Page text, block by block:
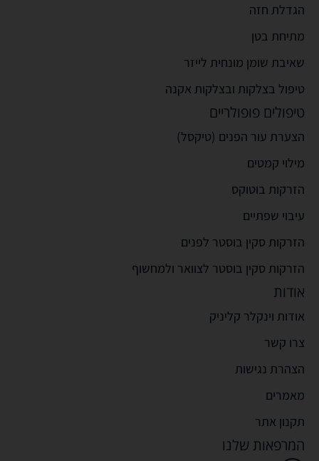
הגדלת חזה
מתיחת בטן
שאיבת שומן מונחית לייזר
טיפול בצלקות ובצלקות אקנה
טיפולים פופולריים
הצערת עור הפנים (טיקסל)
מילוי קמטים
הזרקות בוטוקס
עיבוי שפתיים
הזרקות סקין בוסטר לפנים
הזרקות סקין בוסטר לצוואר ולמחשוף
אודות
אודות וינקלר קליניק
צרו קשר
הצהרת נגישות
מאמרים
תקנון אתר
המרפאות שלנו